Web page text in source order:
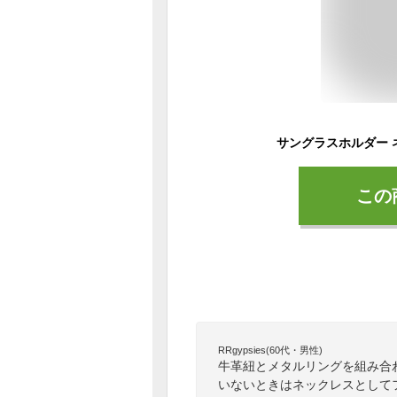
こ
RRgypsies(60代・男性)
牛革紐とメタルリングを組み
いないときはネックレスとし